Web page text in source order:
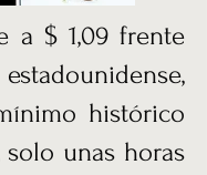
a $ 1,09 frente
histórico
solo unas horas